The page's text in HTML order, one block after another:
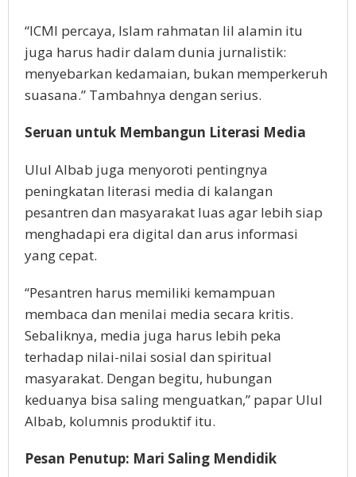
“ICMI percaya, Islam rahmatan lil alamin itu
juga harus hadir dalam dunia jurnalistik:
menyebarkan kedamaian, bukan memperkeruh
suasana.” Tambahnya dengan serius.
Seruan untuk Membangun Literasi Media
Ulul Albab juga menyoroti pentingnya
peningkatan literasi media di kalangan
pesantren dan masyarakat luas agar lebih siap
menghadapi era digital dan arus informasi
yang cepat.
“Pesantren harus memiliki kemampuan
membaca dan menilai media secara kritis.
Sebaliknya, media juga harus lebih peka
terhadap nilai-nilai sosial dan spiritual
masyarakat. Dengan begitu, hubungan
keduanya bisa saling menguatkan,” papar Ulul
Albab, kolumnis produktif itu.
Pesan Penutup: Mari Saling Mendidik